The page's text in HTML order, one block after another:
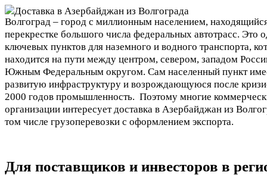
Волгоград – город с миллионным населением,
перекрестке большого числа федеральных автотрасс. Это
ключевых пунктов для наземного и водного транспорта,
находится на пути между центром, севером, западом
Южным Федеральным округом. Сам населенный пункт
развитую инфраструктуру и возрождающуюся после
2000 годов промышленность. Поэтому многие
организации интересует доставка в Азербайджан из
том числе грузоперевозки с оформлением экспорта.
Для поставщиков и инвесторов в